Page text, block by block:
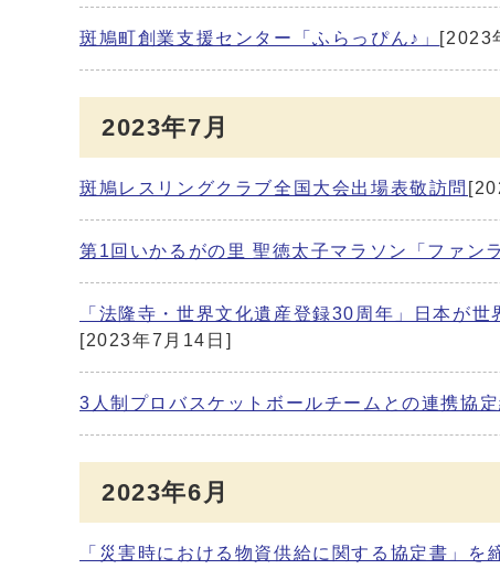
斑鳩町創業支援センター「ふらっぴん♪」 [2023
2023年7月
斑鳩レスリングクラブ全国大会出場表敬訪問
第1回いかるがの里 聖徳太子マラソン「ファン
「法隆寺・世界文化遺産登録30周年」日本が
[2023年7月14日]
3人制プロバスケットボールチームとの連携協
2023年6月
「災害時における物資供給に関する協定書」を